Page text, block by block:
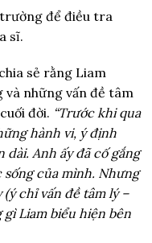
để điều tra
sĩ.
sẻ rằng Liam
và những vấn đề tâm
đời. “Trước khi qua
hành vi, ý định
dài. Anh ấy đã cố gắng
sống của mình. Nhưng
(ý chỉ vấn đề tâm lý –
Liam biểu hiện bên